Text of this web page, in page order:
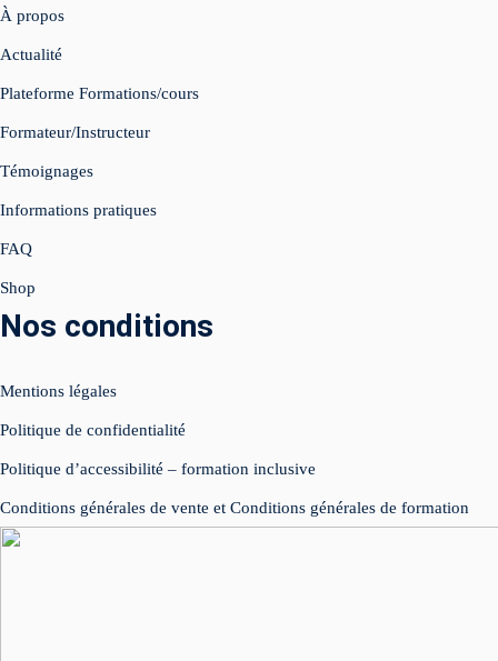
IA Vidéo IA
Live
Business
réseaux sociaux
À propos
Actualité
Plateforme Formations/cours
Formateur/Instructeur
Témoignages
Informations pratiques
FAQ
Shop
Nos conditions
Mentions légales
Politique de confidentialité
Politique d’accessibilité – formation inclusive
Conditions générales de vente et Conditions générales de formation